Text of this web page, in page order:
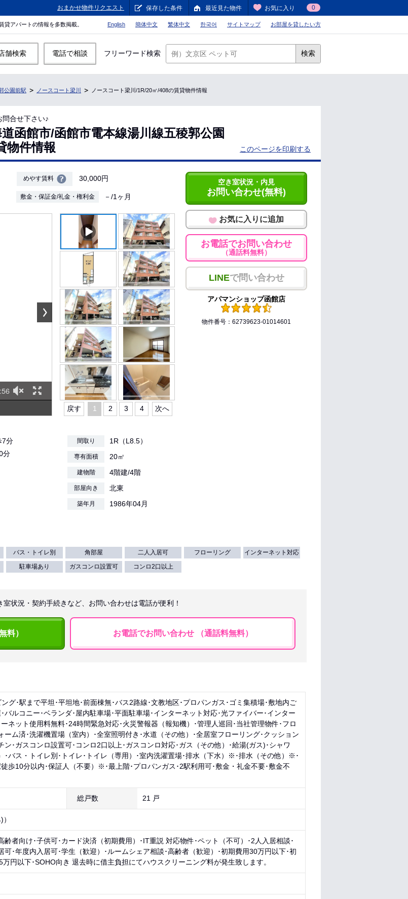
おまかせ物件リクエスト 保存した条件 最近見た物件 お気に入り 0
アパートの情報を多数掲載。 English 簡体中文 繁体中文 한국어 サイトマップ お部屋を貸したい方
舗検索 電話で相談 フリーワード検索 検索
公園前駅 ノースコート梁川 ノースコート梁川/1R/20㎡/408の賃貸物件情報
合せ下さい♪
函館市/函館市電本線湯川線五稜郭公園
物件情報
このページを印刷する
めやす賃料 30,000円
敷金・保証金/礼金・権利金 －/1ヶ月
戻す 1 2 3 4 次へ
空き室状況・内見
お問い合わせ(無料)
お気に入りに追加
お電話でお問い合わせ
（通話料無料）
LINEで問い合わせ
アパマンショップ函館店
物件番号：62739623-01014601
7分
分
間取り 1R（L8.5）
専有面積 20㎡
建物階 4階建/4階
部屋向き 北東
築年月 1986年04月
バス・トイレ別 角部屋 二人入居可 フローリング
インターネット対応
駐車場あり ガスコンロ設置可 コンロ2口以上
室状況・契約手続きなど、お問い合わせは電話が便利！
料） お電話でお問い合わせ （通話料無料）
ング･駅まで平坦･平坦地･前面棟無･バス2路線･文教地区･プロパンガス･ゴミ集積場･敷地内ご
バルコニー･ベランダ･屋内駐車場･平面駐車場･インターネット対応･光ファイバー･インター
ネット使用料無料･24時間緊急対応･火災警報器（報知機）･管理人巡回･当社管理物件･フロ
ーム済･洗濯機置場（室内）･全室照明付き･水道（その他）･全居室フローリング･クッション
ン･ガスコンロ設置可･コンロ2口以上･ガスコンロ対応･ガス（その他）･給湯(ガス)･シャワ
･バス・トイレ別･トイレ･トイレ（専用）･室内洗濯置場･排水（下水）※･排水（その他）※･
歩10分以内･保証人（不要）※･最上階･プロパンガス･2駅利用可･敷金・礼金不要･敷金不
総戸数 21 戸
齢者向け･子供可･カード決済（初期費用）･IT重説 対応物件･ペット（不可）･2人入居相談･
可･年度内入居可･学生（歓迎）･ルームシェア相談･高齢者（歓迎）･初期費用30万円以下･初
円以下･SOHO向き 退去時に借主負担にてハウスクリーニング料が発生致します。